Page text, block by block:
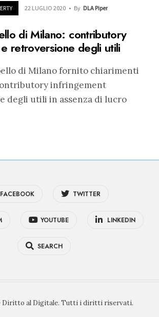
22 LUGLIO 2020 • By DLA Piper
di Milano: contributory
retroversione degli utili
di Milano fornito chiarimenti
infringement
degli utili in assenza di lucro
FACEBOOK TWITTER
YOUTUBE LINKEDIN
SEARCH
Diritto al Digitale. Tutti i diritti riservati.